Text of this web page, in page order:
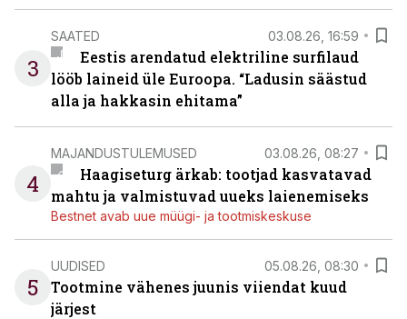
3
SAATED 03.08.26, 16:59
Eestis arendatud elektriline surfilaud
lööb laineid üle Euroopa. “Ladusin säästud
alla ja hakkasin ehitama”
4
MAJANDUSTULEMUSED 03.08.26, 08:27
Haagiseturg ärkab: tootjad kasvatavad
mahtu ja valmistuvad uueks laienemiseks
Bestnet avab uue müügi- ja tootmiskeskuse
5
UUDISED 05.08.26, 08:30
Tootmine vähenes juunis viiendat kuud
järjest